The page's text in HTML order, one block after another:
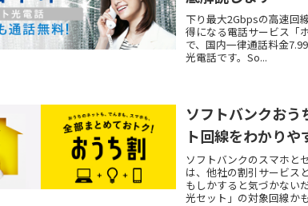
下り最大2Gbpsの高速回
得になる電話サービス「
で、国内一律通話料金
光電話です。So...
ソフトバンクおう
ト回線をわかりや
ソフトバンクのスマホと
は、他社の割引サービス
もしかすると気づかない
光セット」の対象回線か